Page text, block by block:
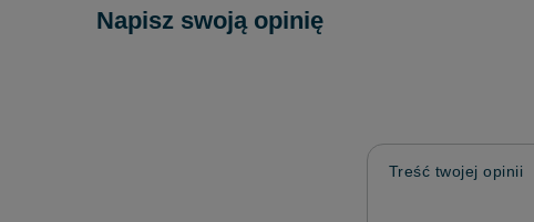
Napisz swoją opinię
Treść twojej opinii